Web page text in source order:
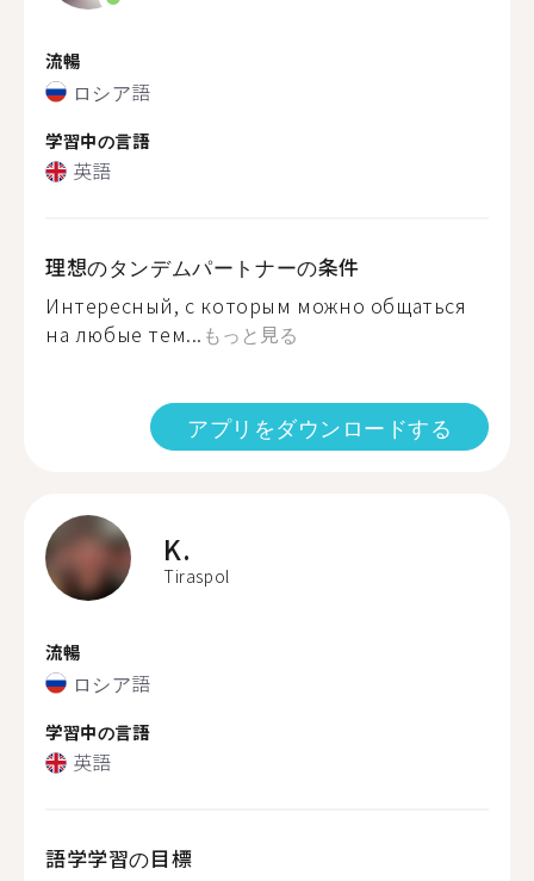
流暢
ロシア語
学習中の言語
英語
理想のタンデムパートナーの条件
Интересный, с которым можно общаться
на любые тем... もっと見る
アプリをダウンロードする
K.
Tiraspol
流暢
ロシア語
学習中の言語
英語
語学学習の目標